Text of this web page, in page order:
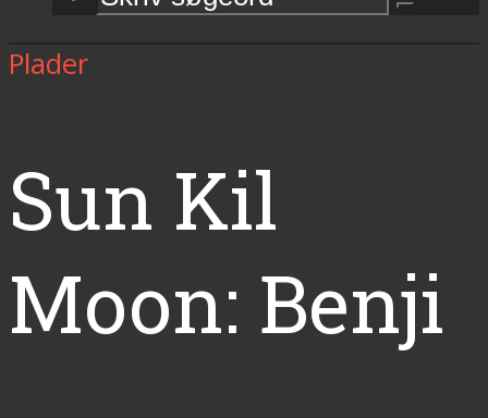
Plader
Sun Kil
Moon: Benji